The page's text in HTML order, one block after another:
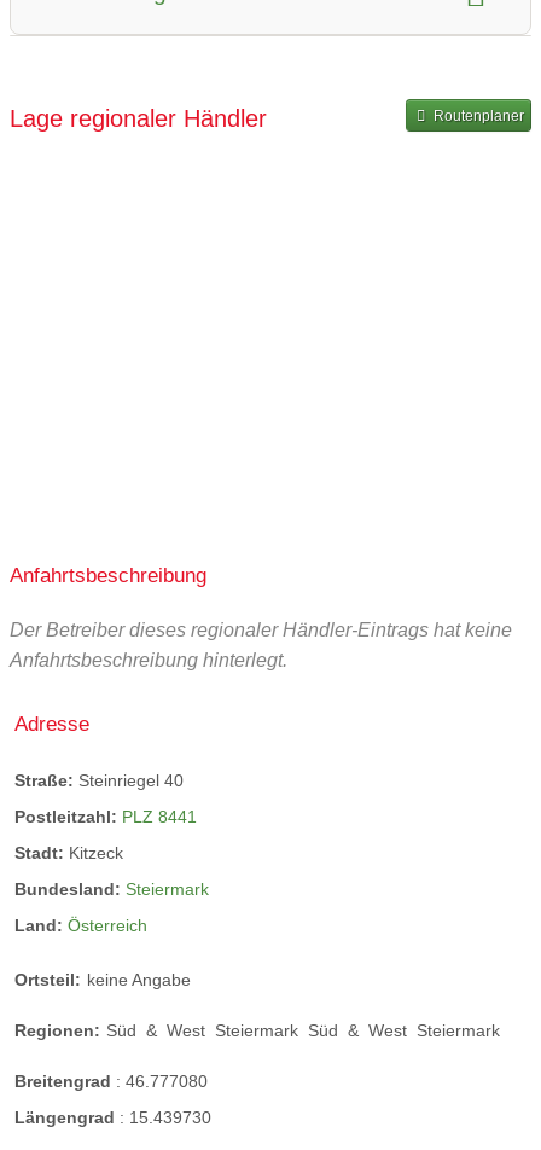
Art der Abholung:
kontaktlose Übergabe
Übergabe mit Kontakt
Lage regionaler Händler Routenplaner
Anfahrtsbeschreibung
Der Betreiber dieses regionaler Händler-Eintrags hat keine
Anfahrtsbeschreibung hinterlegt.
Adresse
Straße: Steinriegel 40
Postleitzahl: PLZ 8441
Stadt: Kitzeck
Bundesland: Steiermark
Land: Österreich
Ortsteil: keine Angabe
Regionen: Süd & West Steiermark Süd & West Steiermark
Breitengrad : 46.777080
Längengrad : 15.439730